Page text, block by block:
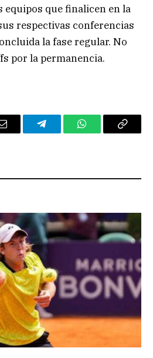
equipos que finalicen en la
respectivas conferencias
la fase regular. No
por la permanencia.
Email TelegramWhatsAppCopy